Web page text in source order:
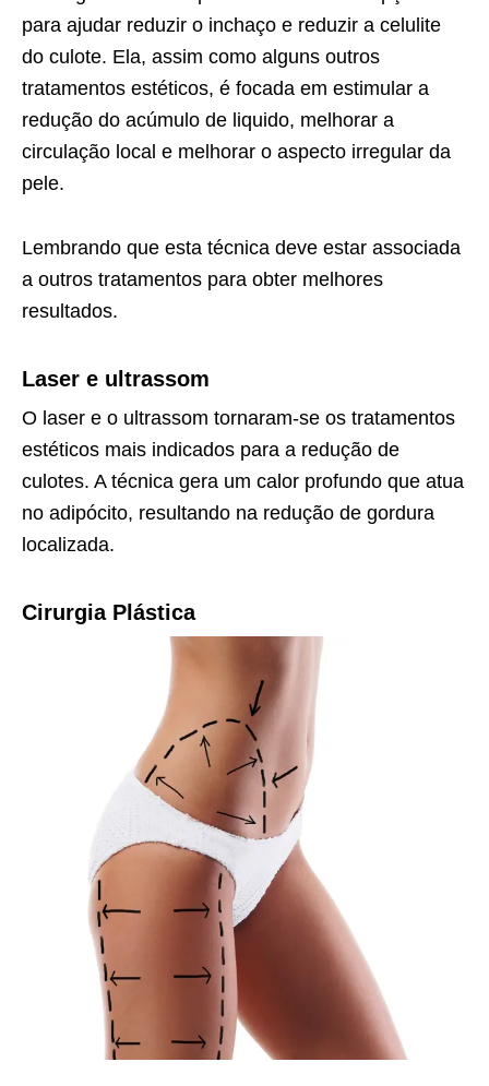
para ajudar reduzir o inchaço e reduzir a celulite
do culote. Ela, assim como alguns outros
tratamentos estéticos, é focada em estimular a
redução do acúmulo de liquido, melhorar a
circulação local e melhorar o aspecto irregular da
pele.
Lembrando que esta técnica deve estar associada
a outros tratamentos para obter melhores
resultados.
Laser e ultrassom
O laser e o ultrassom tornaram-se os tratamentos
estéticos mais indicados para a redução de
culotes. A técnica gera um calor profundo que atua
no adipócito, resultando na redução de gordura
localizada.
Cirurgia Plástica